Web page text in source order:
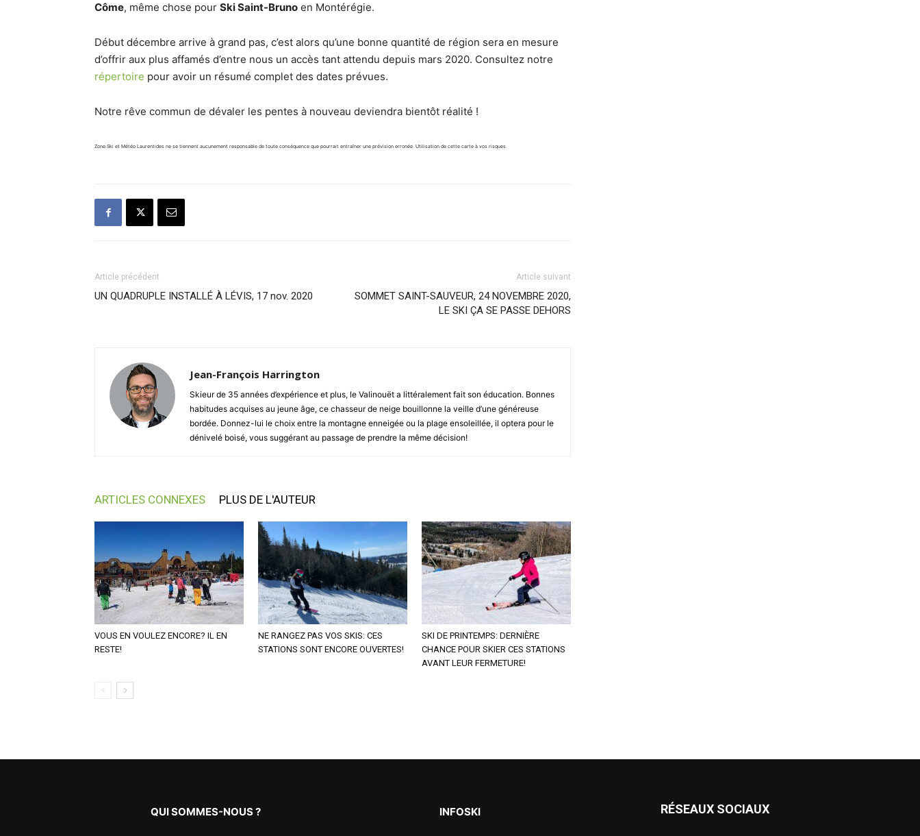
Côme, même chose pour Ski Saint-Bruno en Montérégie.
Début décembre arrive à grand pas, c’est alors qu’une bonne quantité de région sera en mesure
d’offrir aux plus affamés d’entre nous un accès tant attendu depuis mars 2020. Consultez notre
répertoire pour avoir un résumé complet des dates prévues.
Notre rêve commun de dévaler les pentes à nouveau deviendra bientôt réalité !
Zone.Ski et Météo Laurentides ne se tiennent aucunement responsable de toute conséquence que pourrait entraîner une prévision erronée. Utilisation de cette carte à vos risques.
Article précédent
UN QUADRUPLE INSTALLÉ À LÉVIS, 17 nov. 2020
Article suivant
SOMMET SAINT-SAUVEUR, 24 NOVEMBRE 2020,
LE SKI ÇA SE PASSE DEHORS
Jean-François Harrington
Skieur de 35 années d’expérience et plus, le Valinouët a littéralement fait son éducation. Bonnes
habitudes acquises au jeune âge, ce chasseur de neige bouillonne la veille d’une généreuse
bordée. Donnez-lui le choix entre la montagne enneigée ou la plage ensoleillée, il optera pour le
dénivelé boisé, vous suggérant au passage de prendre la même décision!
ARTICLES CONNEXES PLUS DE L'AUTEUR
VOUS EN VOULEZ ENCORE? IL EN
RESTE!
NE RANGEZ PAS VOS SKIS: CES
STATIONS SONT ENCORE OUVERTES!
SKI DE PRINTEMPS: DERNIÈRE
CHANCE POUR SKIER CES STATIONS
AVANT LEUR FERMETURE!
QUI SOMMES-NOUS ? INFOSKI RÉSEAUX SOCIAUX